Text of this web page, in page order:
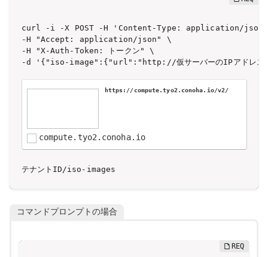
curl -i -X POST -H 'Content-Type: application/
-H "Accept: application/json" \
-H "X-Auth-Token: トークン" \
-d '{"iso-image":{"url":"http://仮サーバーのIPアドレ
https://compute.tyo2.conoha.io/v2/
compute.tyo2.conoha.io
テナントID/iso-images
コマンドプロンプトの場合